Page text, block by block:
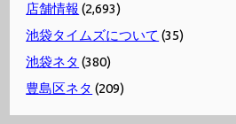
店舗情報 (2,693)
池袋タイムズについて (35)
池袋ネタ (380)
豊島区ネタ (209)